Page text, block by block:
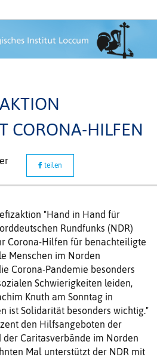
CORONA-HILFEN
teilen
"Hand in Hand für
Rundfunks (NDR)
Corona-Hilfen für benachteiligte
Menschen im Norden
Corona-Pandemie besonders
Schwierigkeiten leiden,
Knuth am Sonntag in
ist Solidarität besonders wichtig."
den Hilfsangeboten der
der Caritasverbände im Norden
Mal unterstützt der NDR mit